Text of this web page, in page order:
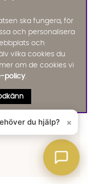
Lägg till
ska fungera, för
och personalisera
och
vilka cookies du
om de cookies vi
policy.
du hjälp? ×